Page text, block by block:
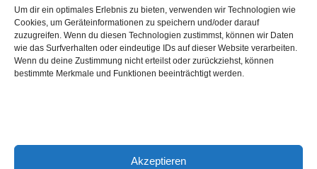
Um dir ein optimales Erlebnis zu bieten, verwenden wir Technologien wie
Cookies, um Geräteinformationen zu speichern und/oder darauf
zuzugreifen. Wenn du diesen Technologien zustimmst, können wir Daten
wie das Surfverhalten oder eindeutige IDs auf dieser Website verarbeiten.
Wenn du deine Zustimmung nicht erteilst oder zurückziehst, können
bestimmte Merkmale und Funktionen beeinträchtigt werden.
Akzeptieren
Hinch Double Wood
Destillerie:Hinch(Irland)
Single Malt, 43.0%
Peated: Nein